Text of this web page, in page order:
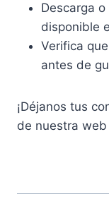
Descarga
disponible
Verifica
antes de
¡Déjanos tus
de nuestra